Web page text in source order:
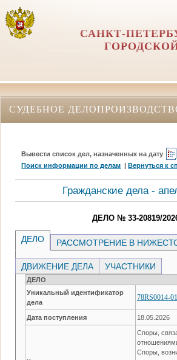
САНКТ-
СУДЕБНОЕ
Вывести список дел, назначенных на дату
Поиск информации по делам |Вернуться к
Гражданские дела -
ДЕЛО № 33-20819/
ДЕЛО РАССМОТРЕНИЕ В
ДВИЖЕНИЕ ДЕЛА УЧАСТНИКИ
ДЕЛО
Уникальный идентификатор
дела
78RS0014-
Дата поступления 18.05.2026
Споры,
Споры,